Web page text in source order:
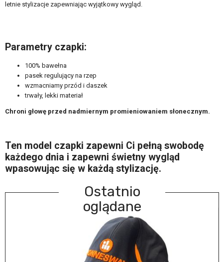
letnie stylizacje zapewniając wyjątkowy wygląd.
Parametry czapki:
100% bawełna
pasek regulujący na rzep
wzmacniamy przód i daszek
trwały, lekki materiał
Chroni głowę przed nadmiernym promieniowaniem słonecznym.
Ten model czapki zapewni Ci pełną swobodę
każdego dnia i zapewni świetny wygląd
wpasowując się w każdą stylizację.
Ostatnio
oglądane